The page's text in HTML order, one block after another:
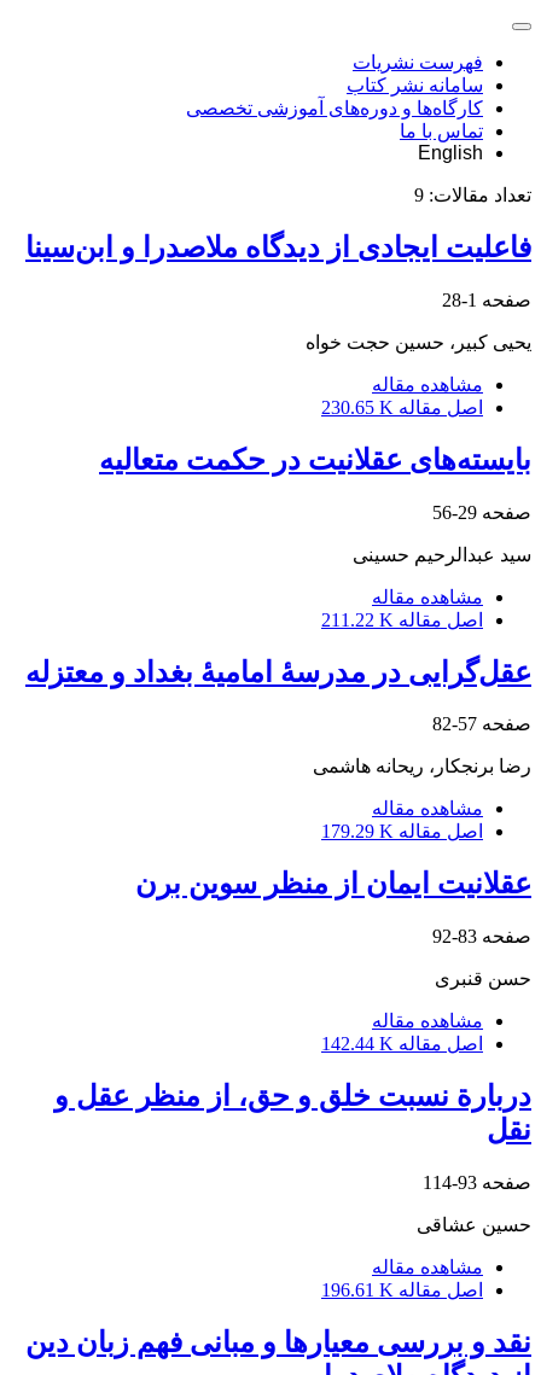
فهرست نشریات
سامانه نشر کتاب
کارگاه‌ها و دوره‌های آموزشی تخصصی
تماس با ما
English
تعداد مقالات: 9
فاعلیت ایجادی از دیدگاه ملاصدرا و ابن‌سینا
صفحه 1-28
یحیی کبیر، حسین حجت خواه
مشاهده مقاله
اصل مقاله 230.65 K
بایسته‌های عقلانیت در حکمت متعالیه
صفحه 29-56
سید عبدالرحیم حسینی
مشاهده مقاله
اصل مقاله 211.22 K
عقل‌گرایی در مدرسۀ امامیۀ بغداد و معتزله
صفحه 57-82
رضا برنجکار، ریحانه هاشمی
مشاهده مقاله
اصل مقاله 179.29 K
عقلانیت ایمان از منظر سوین برن
صفحه 83-92
حسن قنبری
مشاهده مقاله
اصل مقاله 142.44 K
دربارة نسبت خلق و حق، از منظر عقل و
نقل
صفحه 93-114
حسین عشاقی
مشاهده مقاله
اصل مقاله 196.61 K
نقد و بررسی معیارها و مبانی فهم زبان دین